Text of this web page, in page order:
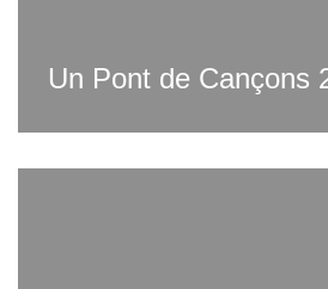
Un Pont de Cançons